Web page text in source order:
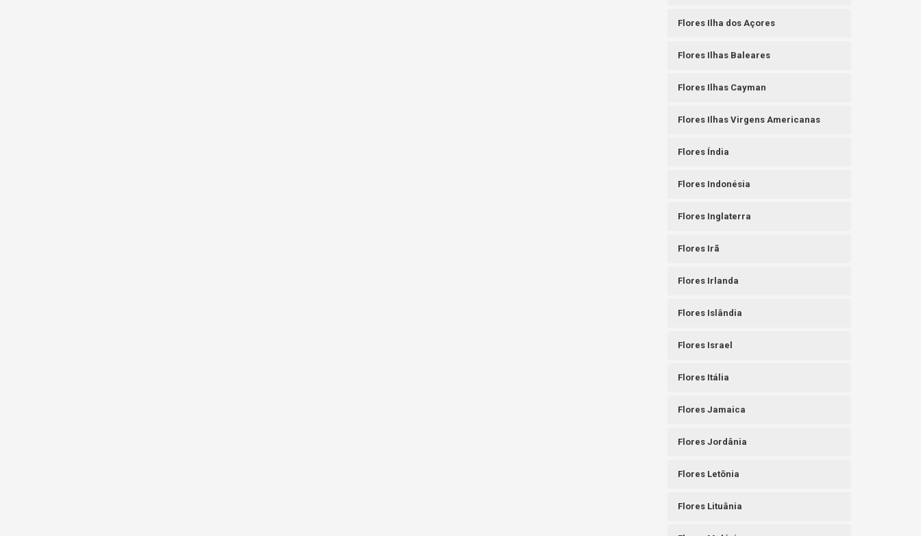
Flores Ilha dos Açores
Flores Ilhas Baleares
Flores Ilhas Cayman
Flores Ilhas Virgens Americanas
Flores Índia
Flores Indonésia
Flores Inglaterra
Flores Irã
Flores Irlanda
Flores Islândia
Flores Israel
Flores Itália
Flores Jamaica
Flores Jordânia
Flores Letônia
Flores Lituânia